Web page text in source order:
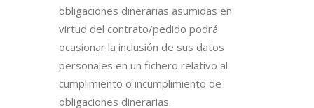
obligaciones dinerarias asumidas en
virtud del contrato/pedido podrá
ocasionar la inclusión de sus datos
personales en un fichero relativo al
cumplimiento o incumplimiento de
obligaciones dinerarias.